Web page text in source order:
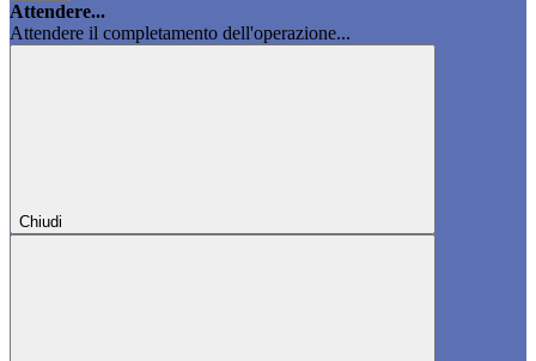
Attendere...
Attendere il completamento dell'operazione...
Chiudi